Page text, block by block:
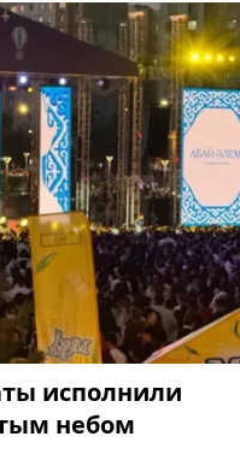
исполнили
небом